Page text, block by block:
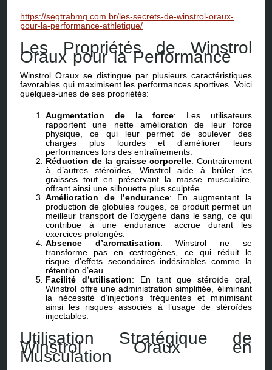
https://segtrabmg.com.br/les-secrets-de-winstrol-oraux-
pour-la-performance-athletique/
Les Propriétés de Winstrol
Oraux pour la Performance
Winstrol Oraux se distingue par plusieurs caractéristiques
favorables qui maximisent les performances sportives. Voici
quelques-unes de ses propriétés:
Augmentation de la force: Les utilisateurs
rapportent une nette amélioration de leur force
physique, ce qui leur permet de soulever des
charges plus lourdes et d’améliorer leurs
performances lors des entraînements.
Réduction de la graisse corporelle: Contrairement
à d’autres stéroïdes, Winstrol aide à brûler les
graisses tout en préservant la masse musculaire,
offrant ainsi une silhouette plus sculptée.
Amélioration de l’endurance: En augmentant la
production de globules rouges, ce produit permet un
meilleur transport de l’oxygène dans le sang, ce qui
contribue à une endurance accrue durant les
exercices prolongés.
Absence d’aromatisation: Winstrol ne se
transforme pas en œstrogènes, ce qui réduit le
risque d’effets secondaires indésirables comme la
rétention d’eau.
Facilité d’utilisation: En tant que stéroïde oral,
Winstrol offre une administration simplifiée, éliminant
la nécessité d’injections fréquentes et minimisant
ainsi les risques associés à l’usage de stéroïdes
injectables.
Utilisation Stratégique de
Winstrol Oraux en
Musculation